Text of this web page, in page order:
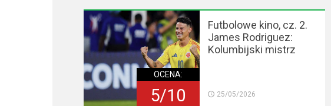
OCENA:
5/10
Futbolowe kino, cz. 2.
James Rodriguez:
Kolumbijski mistrz
25/05/2026